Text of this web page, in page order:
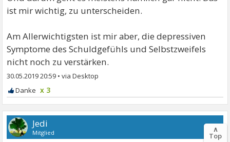
ist mir wichtig, zu unterscheiden.
Am Allerwichtigsten ist mir aber, die depressiven
Symptome des Schuldgefühls und Selbstzweifels
nicht noch zu verstärken.
30.05.2019 20:59 •
x 3
Jedi
Mitglied ∧
Top